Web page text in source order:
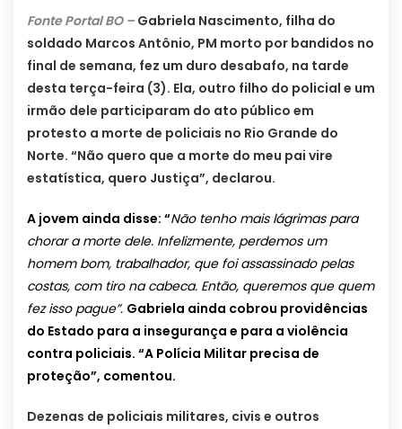
Fonte Portal BO – Gabriela Nascimento, filha do
soldado Marcos Antônio, PM morto por bandidos no
final de semana, fez um duro desabafo, na tarde
desta terça-feira (3). Ela, outro filho do policial e um
irmão dele participaram do ato público em
protesto a morte de policiais no Rio Grande do
Norte. “Não quero que a morte do meu pai vire
estatística, quero Justiça”, declarou.
A jovem ainda disse: “Não tenho mais lágrimas para
chorar a morte dele. Infelizmente, perdemos um
homem bom, trabalhador, que foi assassinado pelas
costas, com tiro na cabeca. Então, queremos que quem
fez isso pague”. Gabriela ainda cobrou providências
do Estado para a insegurança e para a violência
contra policiais. “A Polícia Militar precisa de
proteção”, comentou.
Dezenas de policiais militares, civis e outros